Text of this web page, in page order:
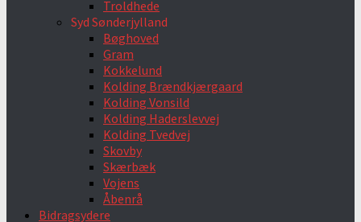
Troldhede
Syd Sønderjylland
Bøghoved
Gram
Kokkelund
Kolding Brændkjærgaard
Kolding Vonsild
Kolding Haderslevvej
Kolding Tvedvej
Skovby
Skærbæk
Vojens
Åbenrå
Bidragsydere